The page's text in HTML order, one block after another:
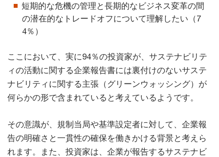
短期的な危機の管理と長期的なビジネス変革の間
の潜在的なトレードオフについて理解したい（7
4％）
ここにおいて、実に94％の投資家が、サステナビリテ
ィの活動に関する企業報告書には裏付けのないサステ
ナビリティに関する主張（グリーンウォッシング）が
何らかの形で含まれていると考えているようです。
その意識が、規制当局や基準設定者に対して、企業報
告の明確さと一貫性の確保を働きかける背景と考えら
れます。また、投資家は、企業が報告するサステナビ